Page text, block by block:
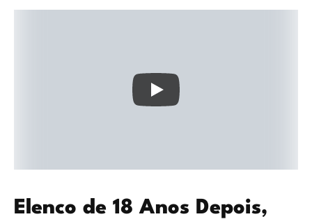
Elenco de 18 Anos Depois,